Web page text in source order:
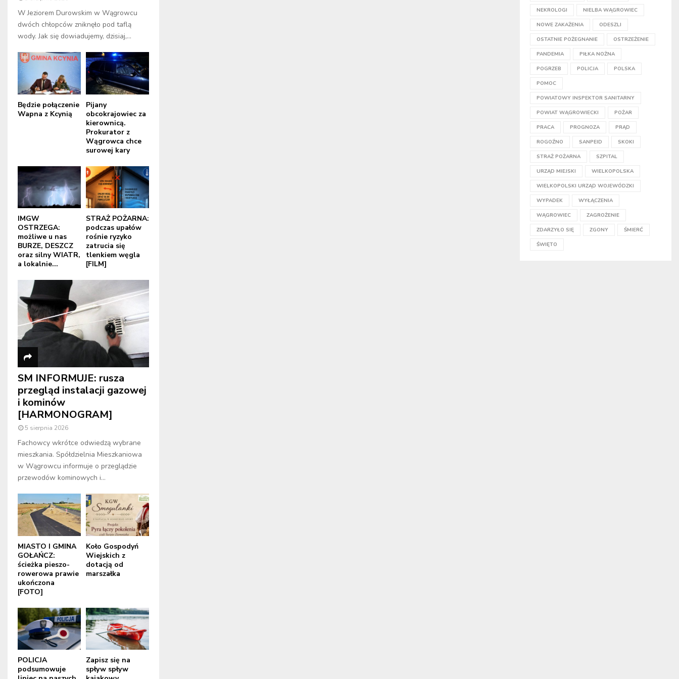
W Jeziorem Durowskim w Wągrowcu
dwóch chłopców zniknęło pod taflą
wody. Jak się dowiadujemy, dzisiaj,...
Będzie połączenie
Wapna z Kcynią
Pijany
obcokrajowiec za
kierownicą.
Prokurator z
Wągrowca chce
surowej kary
IMGW
OSTRZEGA:
możliwe u nas
BURZE, DESZCZ
oraz silny WIATR,
a lokalnie...
STRAŻ POŻARNA:
podczas upałów
rośnie ryzyko
zatrucia się
tlenkiem węgla
[FILM]
SM INFORMUJE: rusza
przegląd instalacji gazowej
i kominów
[HARMONOGRAM]
5 sierpnia 2026
Fachowcy wkrótce odwiedzą wybrane
mieszkania. Spółdzielnia Mieszkaniowa
w Wągrowcu informuje o przeglądzie
przewodów kominowych i...
MIASTO I GMINA
GOŁAŃCZ:
ścieżka pieszo-
rowerowa prawie
ukończona
[FOTO]
Koło Gospodyń
Wiejskich z
dotacją od
marszałka
POLICJA
podsumowuje
Zapisz się na
spływ spływ
NEKROLOGI NIELBA WĄGROWIEC
NOWE ZAKAŻENIA ODESZLI
OSTATNIE POŻEGNANIE OSTRZEŻENIE
PANDEMIA PIŁKA NOŻNA
POGRZEB POLICJA POLSKA
POMOC
POWIATOWY INSPEKTOR SANITARNY
POWIAT WĄGROWIECKI POŻAR
PRACA PROGNOZA PRĄD
ROGOŹNO SANPEID SKOKI
STRAŻ POŻARNA SZPITAL
URZĄD MIEJSKI WIELKOPOLSKA
WIELKOPOLSKI URZĄD WOJEWÓDZKI
WYPADEK WYŁĄCZENIA
WĄGROWIEC ZAGROŻENIE
ZDARZYŁO SIĘ ZGONY ŚMIERĆ
ŚWIĘTO